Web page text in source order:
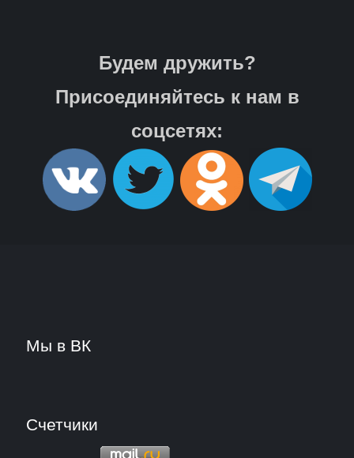
Будем дружить?
Присоединяйтесь к нам в
соцсетях:
Мы в ВК
Счетчики